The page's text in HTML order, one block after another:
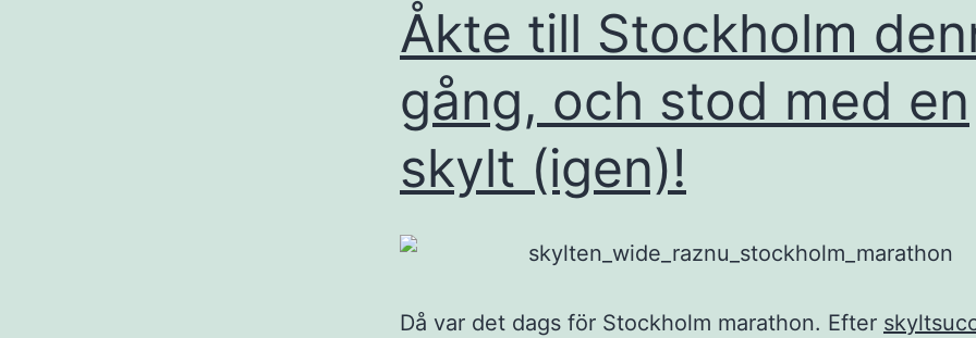
Åkte till Stockholm
gång, och stod med en
skylt (igen)!
Då var det dags för Stockholm marathon. Efter